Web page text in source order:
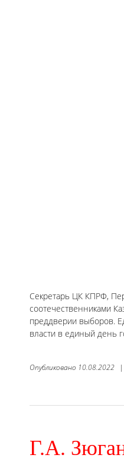
Секретарь ЦК КПРФ,
соотечественниками
преддверии выборов.
власти в единый день
Опубликовано 10.08.2022 |
Г.А.